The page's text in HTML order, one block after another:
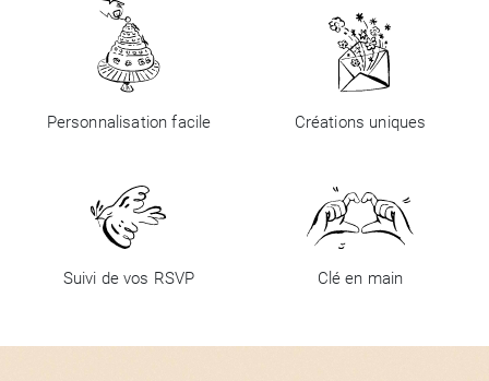
Personnalisation facile Créations uniques
Suivi de vos RSVP Clé en main